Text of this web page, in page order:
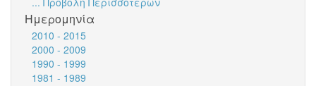
Ημερομηνία
2010 - 2015
2000 - 2009
1990 - 1999
1981 - 1989